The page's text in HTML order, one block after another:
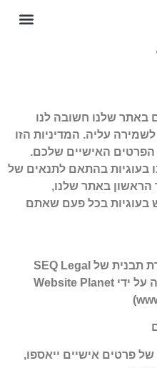
באתר שלנו חשובה לנו
עליה. המדיניות הזו
האישיים שלכם.
בעוגיות בהתאם לתנאים של
הראשון באתר שלנו,
בכל פעם שאתם
המסמך הזה נוצר בעזרת תבנית של SEQ Legal
(seqlegal.com) ושונתה על ידי Website Planet
פרטים אישיים ייאספו,